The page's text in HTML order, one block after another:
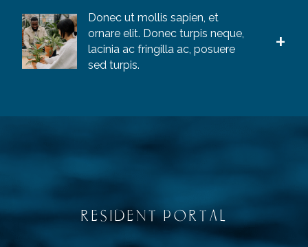
Donec ut mollis sapien, et
ornare elit. Donec turpis neque,
lacinia ac fringilla ac, posuere
sed turpis.
RESIDENT PORTAL